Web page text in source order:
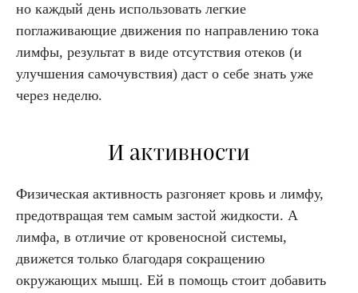
но каждый день использовать легкие
поглаживающие движения по направлению тока
лимфы, результат в виде отсутствия отеков (и
улучшения самочувствия) даст о себе знать уже
через неделю.
И активности
Физическая активность разгоняет кровь и лимфу,
предотвращая тем самым застой жидкости. А
лимфа, в отличие от кровеносной системы,
движется только благодаря сокращению
окружающих мышц. Ей в помощь стоит добавить